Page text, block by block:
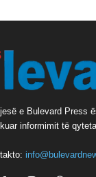
e Bulevard Press
informimit të